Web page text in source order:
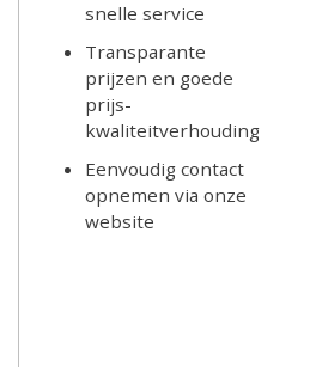
snelle service
Transparante
prijzen en goede
prijs-
kwaliteitverhouding
Eenvoudig contact
opnemen via onze
website